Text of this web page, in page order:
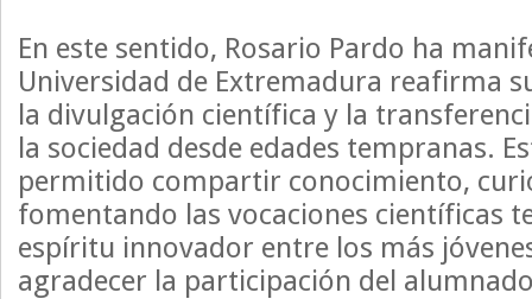
En este sentido, Rosario Pardo ha
Universidad de Extremadura reafirma
la divulgación científica y la
la sociedad desde edades tempranas.
permitido compartir conocimiento,
fomentando las vocaciones científicas
espíritu innovador entre los más
agradecer la participación del